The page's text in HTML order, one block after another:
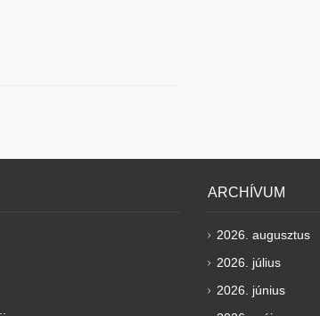
ARCHÍVUM
2026. augusztus
2026. július
2026. június